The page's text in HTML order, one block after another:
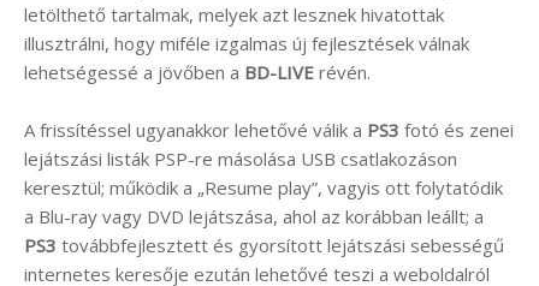
letölthető tartalmak, melyek azt lesznek hivatottak
illusztrálni, hogy miféle izgalmas új fejlesztések válnak
lehetségessé a jövőben a BD-LIVE révén.
A frissítéssel ugyanakkor lehetővé válik a PS3 fotó és zenei
lejátszási listák PSP-re másolása USB csatlakozáson
keresztül; működik a „Resume play”, vagyis ott folytatódik
a Blu-ray vagy DVD lejátszása, ahol az korábban leállt; a
PS3 továbbfejlesztett és gyorsított lejátszási sebességű
internetes keresője ezután lehetővé teszi a weboldalról